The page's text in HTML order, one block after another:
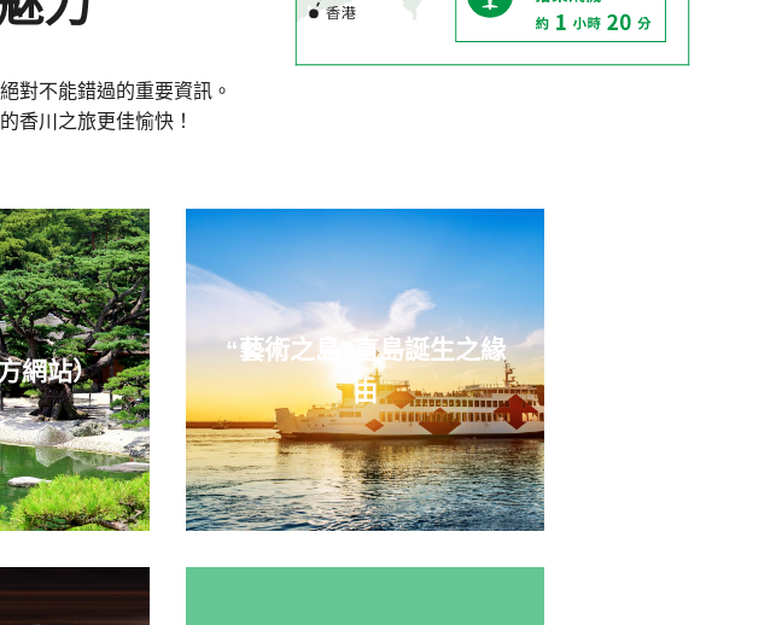
對不能錯過的重要資訊。
香川之旅更佳愉快！
網站）
“藝術之島”直島誕生之緣
由